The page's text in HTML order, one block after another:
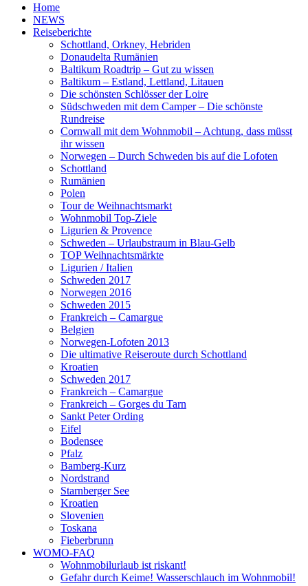
Home
NEWS
Reiseberichte
Schottland, Orkney, Hebriden
Donaudelta Rumänien
Baltikum Roadtrip – Gut zu wissen
Baltikum – Estland, Lettland, Litauen
Die schönsten Schlösser der Loire
Südschweden mit dem Camper – Die schönste
Rundreise
Cornwall mit dem Wohnmobil – Achtung, dass müsst
ihr wissen
Norwegen – Durch Schweden bis auf die Lofoten
Schottland
Rumänien
Polen
Tour de Weihnachtsmarkt
Wohnmobil Top-Ziele
Ligurien & Provence
Schweden – Urlaubstraum in Blau-Gelb
TOP Weihnachtsmärkte
Ligurien / Italien
Schweden 2017
Norwegen 2016
Schweden 2015
Frankreich – Camargue
Belgien
Norwegen-Lofoten 2013
Die ultimative Reiseroute durch Schottland
Kroatien
Schweden 2017
Frankreich – Camargue
Frankreich – Gorges du Tarn
Sankt Peter Ording
Eifel
Bodensee
Pfalz
Bamberg-Kurz
Nordstrand
Starnberger See
Kroatien
Slovenien
Toskana
Fieberbrunn
WOMO-FAQ
Wohnmobilurlaub ist riskant!
Gefahr durch Keime! Wasserschlauch im Wohnmobil!